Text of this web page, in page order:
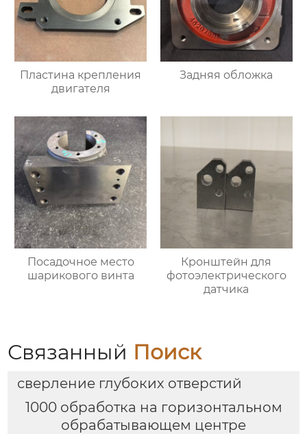
Пластина крепления
двигателя
Задняя обложка
Посадочное место
шарикового винта
Кронштейн для
фотоэлектрического
датчика
Связанный Поиск
сверление глубоких отверстий
1000 обработка на горизонтальном
обрабатывающем центре